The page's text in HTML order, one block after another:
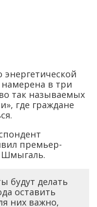
энергетической
в три
так называемых
где граждане
премьер-
будут делать
оставить
них важно,